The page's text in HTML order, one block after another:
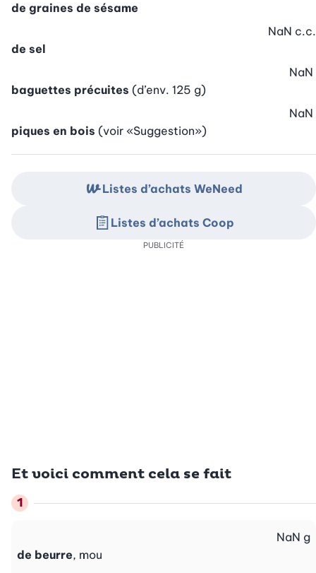
de graines de sésame
de sel
NaN c.c.
baguettes précuites (d’env. 125 g)
NaN
piques en bois (voir «Suggestion»)
NaN
Et voici comment cela se fait
de beurre, mou
NaN g
Listes d’achats WeNeed
Listes d’achats Coop
PUBLICITÉ